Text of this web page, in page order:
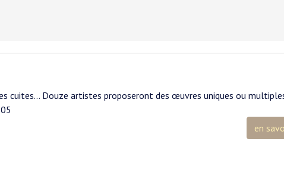
cuites… Douze artistes proposeront des œuvres uniques ou
en